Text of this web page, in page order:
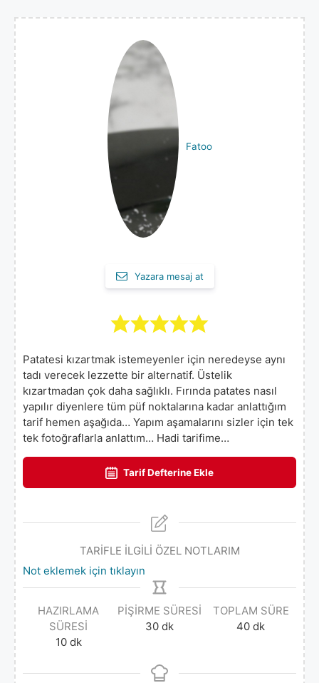
Fatoo
Yazara mesaj at
Patatesi kızartmak istemeyenler için neredeyse aynı
tadı verecek lezzette bir alternatif. Üstelik
kızartmadan çok daha sağlıklı. Fırında patates nasıl
yapılır diyenlere tüm püf noktalarına kadar anlattığım
tarif hemen aşağıda… Yapım aşamalarını sizler için tek
tek fotoğraflarla anlattım… Hadi tarifime…
Tarif Defterine Ekle
TARİFLE İLGİLİ ÖZEL NOTLARIM
Not eklemek için tıklayın
HAZIRLAMA
SÜRESI
10 dk
PIŞIRME SÜRESI
30 dk
TOPLAM SÜRE
40 dk